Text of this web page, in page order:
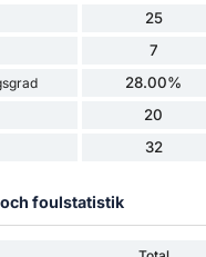
25
7
28.00%
20
32
foulstatistik